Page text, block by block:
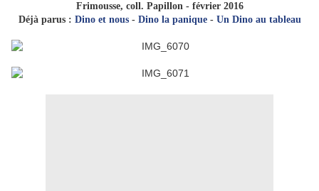
Frimousse, coll. Papillon - février 2016
Déjà parus : Dino et nous- Dino la panique- Un Dino au tableau